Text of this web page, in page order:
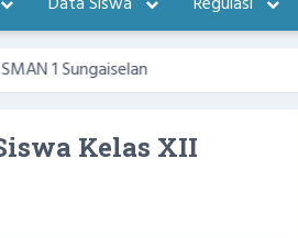
Kelas XII